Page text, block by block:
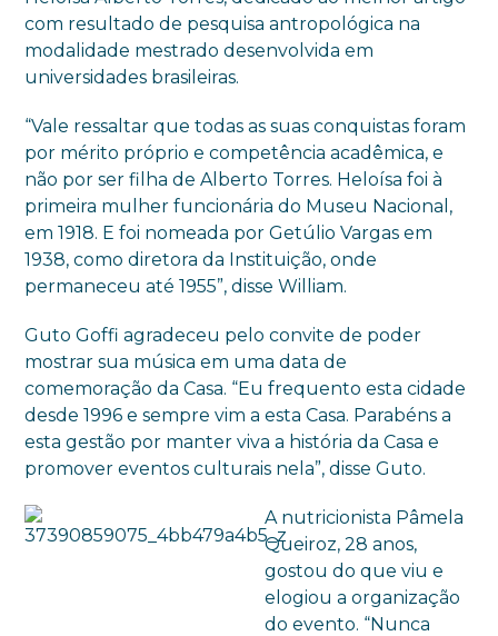
com resultado de pesquisa antropológica na
modalidade mestrado desenvolvida em
universidades brasileiras.
“Vale ressaltar que todas as suas conquistas foram
por mérito próprio e competência acadêmica, e
não por ser filha de Alberto Torres. Heloísa foi à
primeira mulher funcionária do Museu Nacional,
em 1918. E foi nomeada por Getúlio Vargas em
1938, como diretora da Instituição, onde
permaneceu até 1955”, disse William.
Guto Goffi agradeceu pelo convite de poder
mostrar sua música em uma data de
comemoração da Casa. “Eu frequento esta cidade
desde 1996 e sempre vim a esta Casa. Parabéns a
esta gestão por manter viva a história da Casa e
promover eventos culturais nela”, disse Guto.
A nutricionista Pâmela
Queiroz, 28 anos,
gostou do que viu e
elogiou a organização
do evento. “Nunca